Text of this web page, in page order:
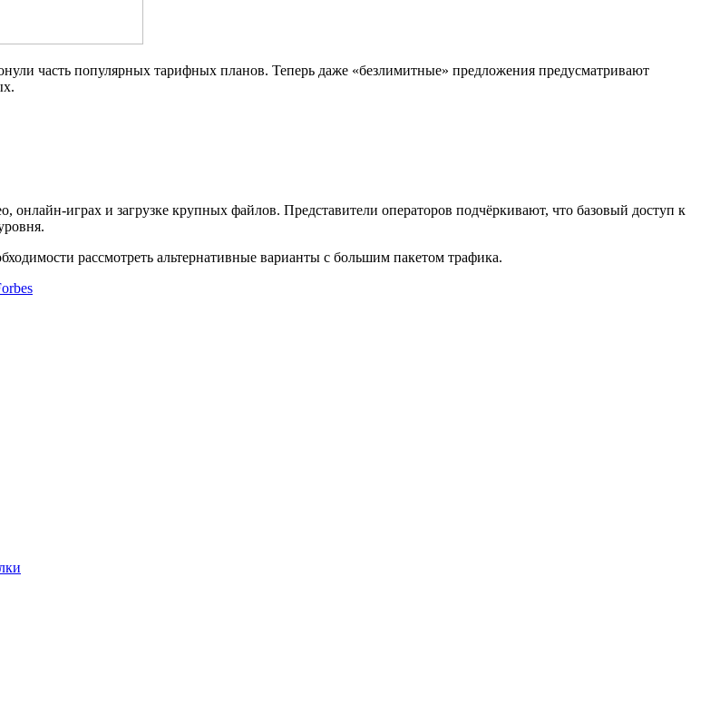
часть популярных тарифных планов. Теперь даже «безлимитные» предложения предусматривают
онлайн-играх и загрузке крупных файлов. Представители операторов подчёркивают, что базовый доступ к
рассмотреть альтернативные варианты с большим пакетом трафика.